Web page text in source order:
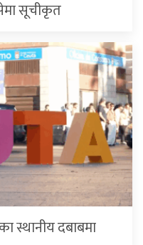
सूचीकृत
स्थानीय दबाबमा